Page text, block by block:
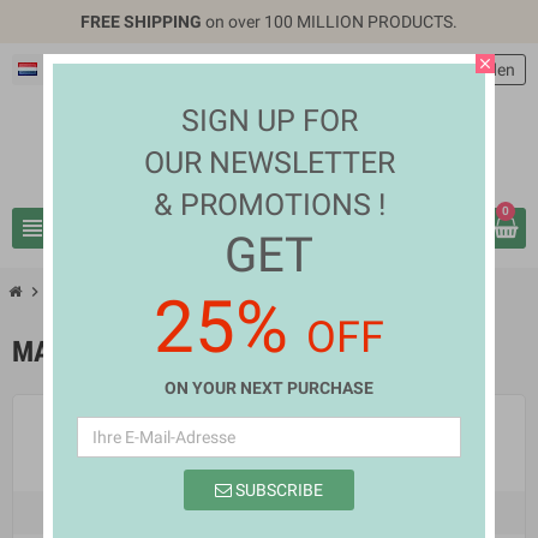
FREE SHIPPING on over 100 MILLION PRODUCTS.
Deutsch EUR €
view_headline
personAnmelden
0
chevron_right
MARKEN
Author Name
close
SIGN UP FOR
OUR NEWSLETTER
& PROMOTIONS !
GET
25% OFF
ON YOUR NEXT PURCHASE
SUBSCRIBE